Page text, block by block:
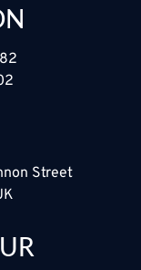
Street